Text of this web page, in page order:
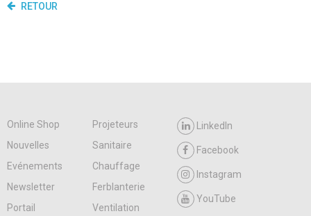
RETOUR
Online Shop
Projeteurs
Nouvelles
Sanitaire
Evénements
Chauffage
Newsletter
Ferblanterie
Portail
Ventilation
LinkedIn
Facebook
Instagram
YouTube